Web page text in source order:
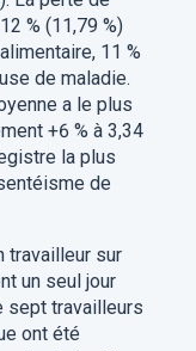
% (11,79 %)
11 %
de maladie.
a le plus
+6 % à 3,34
la plus
de
travailleur sur
un seul jour
sept travailleurs
ont été